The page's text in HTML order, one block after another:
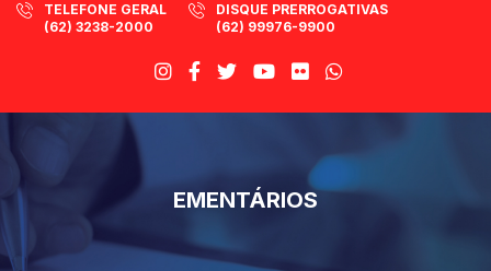
TELEFONE GERAL
(62) 3238-2000
DISQUE PRERROGATIVAS
(62) 99976-9900
EMENTÁRIOS